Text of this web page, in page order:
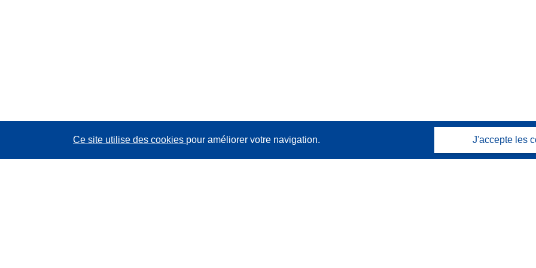
Ce site utilise des cookies pour améliorer votre navigation. J'accepte les